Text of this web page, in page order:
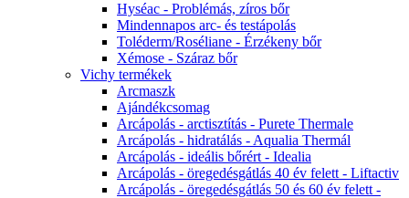
Hyséac - Problémás, zíros bőr
Mindennapos arc- és testápolás
Toléderm/Roséliane - Érzékeny bőr
Xémose - Száraz bőr
Vichy termékek
Arcmaszk
Ajándékcsomag
Arcápolás - arctisztítás - Purete Thermale
Arcápolás - hidratálás - Aqualia Thermál
Arcápolás - ideális bőrért - Idealia
Arcápolás - öregedésgátlás 40 év felett - Liftactiv
Arcápolás - öregedésgátlás 50 és 60 év felett -